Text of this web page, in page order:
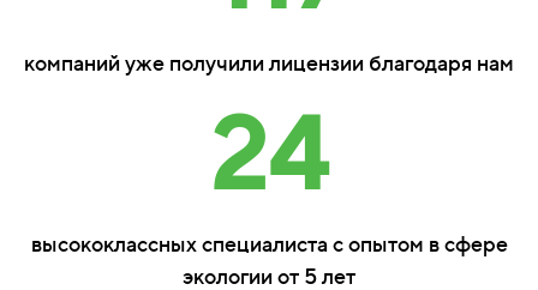
компаний уже получили лицензии благодаря нам
24
высококлассных специалиста с опытом в сфере
экологии от 5 лет